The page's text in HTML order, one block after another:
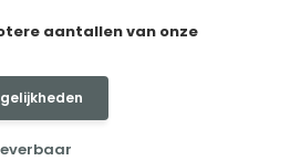
aantallen van onze